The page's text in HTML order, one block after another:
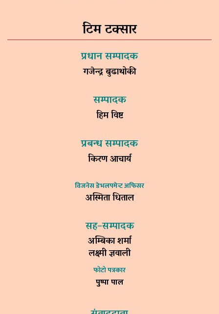
टिम टक्सार
प्रधान सम्पादक
गजेन्द्र बुढाथोकी
सम्पादक
हिम विष्ट
प्रबन्ध सम्पादक
किरण आचार्य
विजनेस डेभलपमेन्ट अफिसर
अस्मिता धिताल
सह–सम्पादक
अम्बिका शर्मा
लक्ष्मी ज्ञवाली
फोटो पत्रकार
पुष्पा पाल